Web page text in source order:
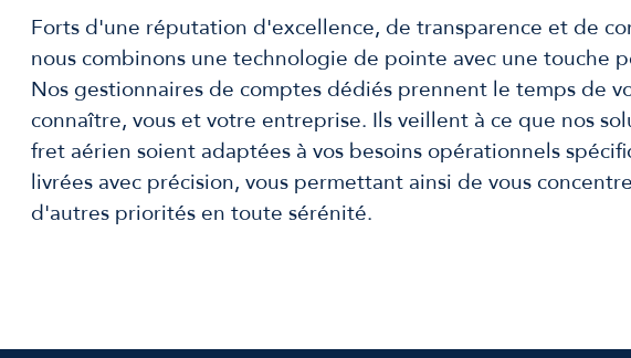
Forts d'une réputation d'excellence, de transparence et de
nous combinons une technologie de pointe avec une touche
Nos gestionnaires de comptes dédiés prennent le temps de
connaître, vous et votre entreprise. Ils veillent à ce que nos
fret aérien soient adaptées à vos besoins opérationnels
livrées avec précision, vous permettant ainsi de vous
d'autres priorités en toute sérénité.